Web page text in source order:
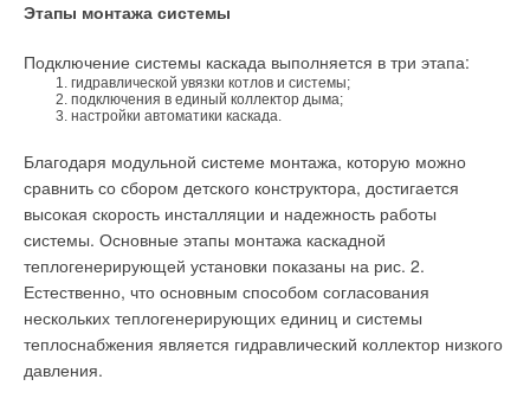
Этапы монтажа системы
Подключение системы каскада выполняется в три этапа:
гидравлической увязки котлов и системы;
подключения в единый коллектор дыма;
настройки автоматики каскада.
Благодаря модульной системе монтажа, которую можно
сравнить со сбором детского конструктора, достигается
высокая скорость инсталляции и надежность работы
системы. Основные этапы монтажа каскадной
теплогенерирующей установки показаны на рис. 2.
Естественно, что основным способом согласования
нескольких теплогенерирующих единиц и системы
теплоснабжения является гидравлический коллектор низкого
давления.
конференция для проектировщиков, посвященная вопросам
устройства поквартирных систем теплоснабжения
многоэтажных жилых домов. Учредителями мероприятия
научно-исследовательский институт «СантехНИИпроект». На
конференции обсуждались как технические, так и
нормативные аспекты внедрения индивидуального
теплоснабжения.
Сотрудники «СантехНИИпроекта» рассказали о
преимуществах и экономической обоснованности
применения поквартирного отопления, а также особенностях
монтажа и специальных требованиях, необходимых для